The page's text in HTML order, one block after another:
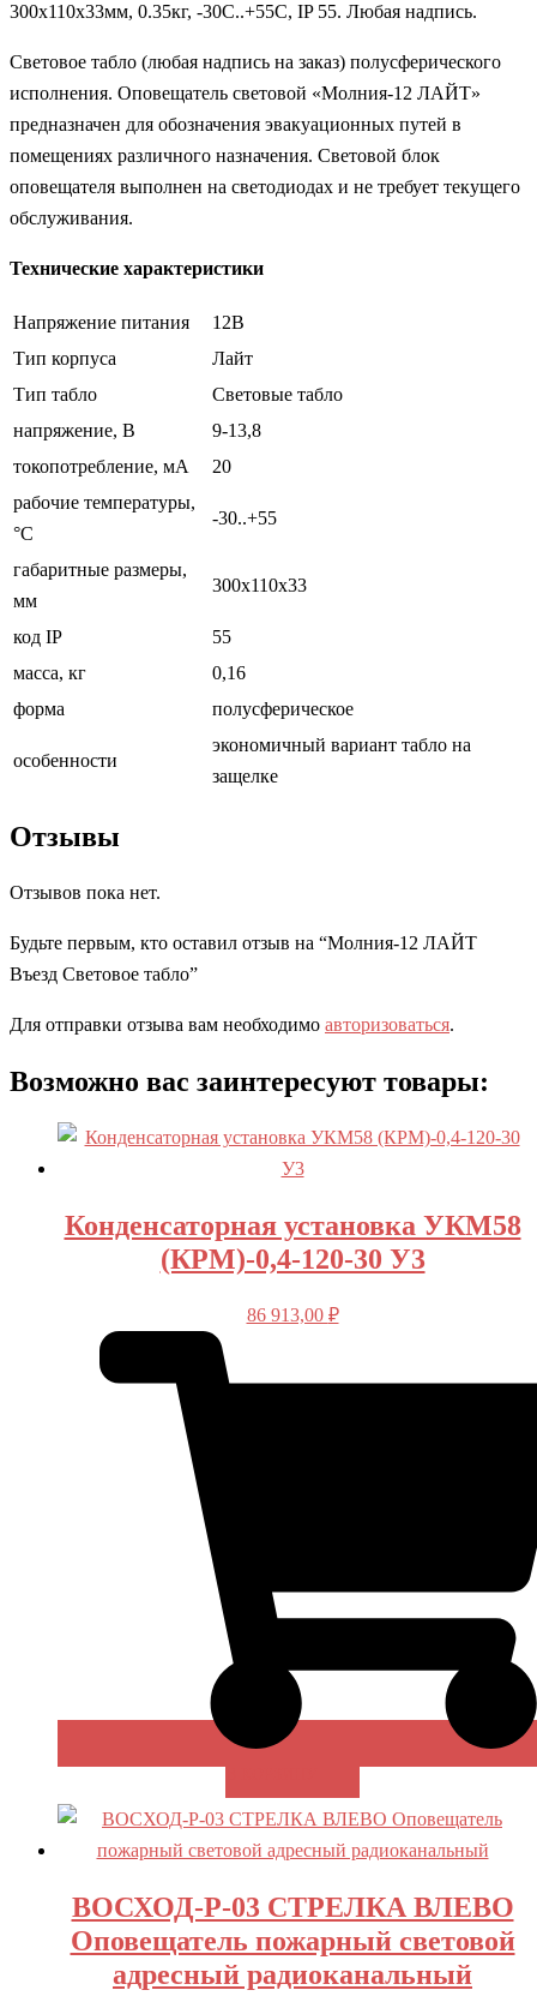
300х110х33мм, 0.35кг, -30С..+55С, IP 55. Любая надпись.
Световое табло (любая надпись на заказ) полусферического
исполнения. Оповещатель световой «Молния-12 ЛАЙТ»
предназначен для обозначения эвакуационных путей в
помещениях различного назначения. Световой блок
оповещателя выполнен на светодиодах и не требует текущего
обслуживания.
Технические характеристики
Напряжение питания
12В
Тип корпуса
Лайт
Тип табло
Световые табло
напряжение, В
9-13,8
токопотребление, мА
20
рабочие температуры,
°С
-30..+55
габаритные размеры,
мм
300х110х33
код IP
55
масса, кг
0,16
форма
полусферическое
особенности
экономичный вариант табло на
защелке
Отзывы
Отзывов пока нет.
Будьте первым, кто оставил отзыв на “Молния-12 ЛАЙТ
Въезд Световое табло”
Для отправки отзыва вам необходимо авторизоваться.
Возможно вас заинтересуют товары:
Конденсаторная установка УКМ58
(КРМ)-0,4-120-30 У3
86 913,00 ₽
ВОСХОД-Р-03 СТРЕЛКА ВЛЕВО
Оповещатель пожарный световой
адресный радиоканальный